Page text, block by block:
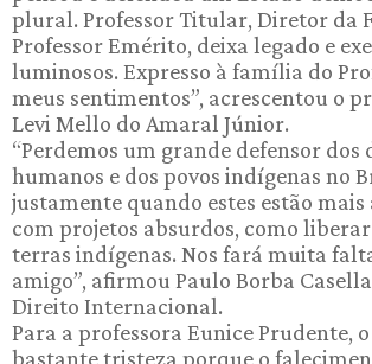
plural. Professor Titular, Diretor da
Professor Emérito, deixa legado e
luminosos. Expresso à família do
meus sentimentos”, acrescentou o
Levi Mello do Amaral Júnior.
“Perdemos um grande defensor dos
humanos e dos povos indígenas no
justamente quando estes estão mais
com projetos absurdos, como
terras indígenas. Nos fará muita
amigo”, afirmou Paulo Borba
Direito Internacional.
Para a professora Eunice Prudente,
bastante tristeza porque o